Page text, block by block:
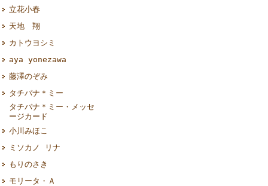
立花小春
天地 翔
カトウヨシミ
aya yonezawa
藤澤のぞみ
タチバナ＊ミー
タチバナ＊ミー・メッセ
ージカード
小川みほこ
ミソカノ リナ
もりのさき
モリータ・Ａ